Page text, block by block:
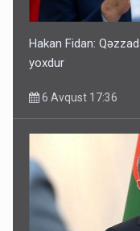
Hakan Fidan:
yoxdur
6 Avqust 17:36